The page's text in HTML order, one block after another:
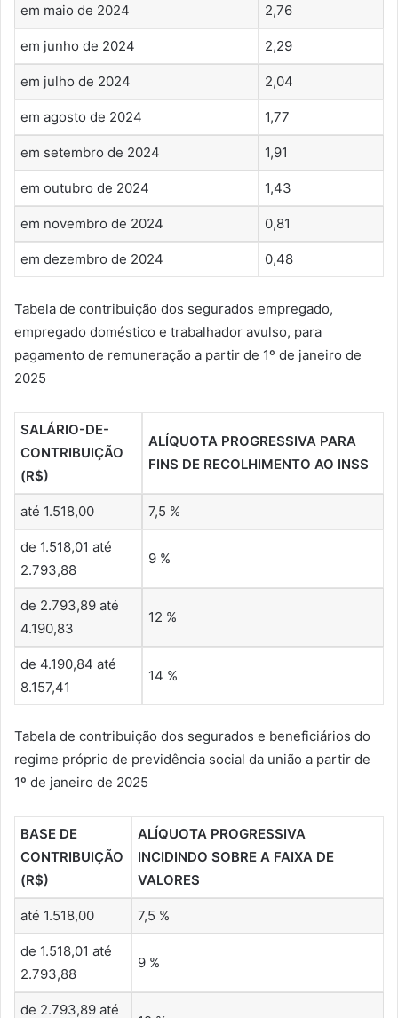
em maio de 2024 2,76
em junho de 2024 2,29
em julho de 2024 2,04
em agosto de 2024 1,77
em setembro de 2024 1,91
em outubro de 2024 1,43
em novembro de 2024 0,81
em dezembro de 2024 0,48
Tabela de contribuição dos segurados empregado,
empregado doméstico e trabalhador avulso, para
pagamento de remuneração a partir de 1º de janeiro de
2025
SALÁRIO-DE-
CONTRIBUIÇÃO
(R$)
ALÍQUOTA PROGRESSIVA PARA
FINS DE RECOLHIMENTO AO INSS
até 1.518,00 7,5 %
de 1.518,01 até
2.793,88
9 %
de 2.793,89 até
4.190,83
12 %
de 4.190,84 até
8.157,41
14 %
Tabela de contribuição dos segurados e beneficiários do
regime próprio de previdência social da união a partir de
1º de janeiro de 2025
BASE DE
CONTRIBUIÇÃO
(R$)
ALÍQUOTA PROGRESSIVA
INCIDINDO SOBRE A FAIXA DE
VALORES
até 1.518,00 7,5 %
de 1.518,01 até
2.793,88
9 %
de 2.793,89 até